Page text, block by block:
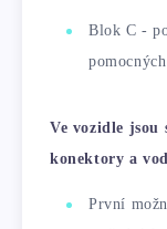
Blok C -
Ve vozidle jsou
konektory a
První